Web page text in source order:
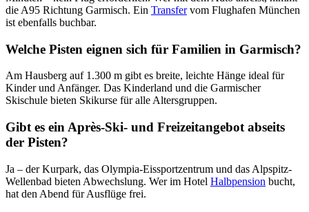
die A95 Richtung Garmisch. Ein Transfervom Flughafen München
ist ebenfalls buchbar.
Welche Pisten eignen sich für Familien in Garmisch?
Am Hausberg auf 1.300 m gibt es breite, leichte Hänge ideal für
Kinder und Anfänger. Das Kinderland und die Garmischer
Skischule bieten Skikurse für alle Altersgruppen.
Gibt es ein Après-Ski- und Freizeitangebot abseits
der Pisten?
Ja – der Kurpark, das Olympia-Eissportzentrum und das Alpspitz-
Wellenbad bieten Abwechslung. Wer im Hotel Halbpension bucht,
hat den Abend für Ausflüge frei.